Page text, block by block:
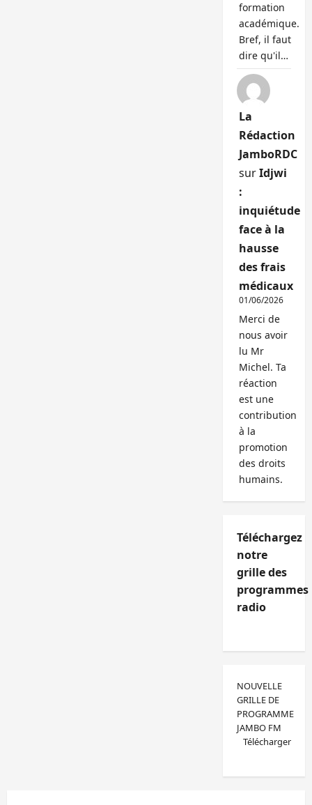
formation
académique.
Bref, il faut
dire qu'il…
La
Rédaction
JamboRDC
surIdjwi
:
inquiétude
face à la
hausse
des frais
médicaux
01/06/2026
Merci de
nous avoir
lu Mr
Michel. Ta
réaction
est une
contribution
à la
promotion
des droits
humains.
Téléchargez
notre
grille des
programmes
radio
NOUVELLE
GRILLE DE
PROGRAMME
JAMBO FM
Télécharger